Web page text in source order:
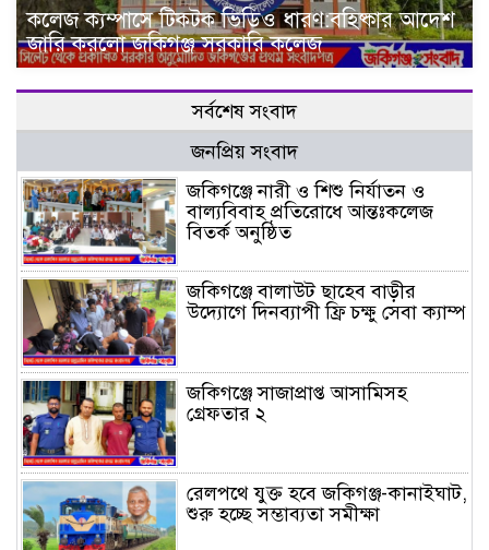
কলেজ ক্যম্পাসে টিকটক ভিডিও ধারণ:বহিষ্কার আদেশ
জারি করলো জকিগঞ্জ সরকারি কলেজ
সর্বশেষ সংবাদ
জনপ্রিয় সংবাদ
জকিগঞ্জে নারী ও শিশু নির্যাতন ও
বাল্যবিবাহ প্রতিরোধে আন্তঃকলেজ
বিতর্ক অনুষ্ঠিত
জকিগঞ্জে বালাউট ছাহেব বাড়ীর
উদ্যোগে দিনব্যাপী ফ্রি চক্ষু সেবা ক্যাম্প
জকিগঞ্জে সাজাপ্রাপ্ত আসামিসহ
গ্রেফতার ২
রেলপথে যুক্ত হবে জকিগঞ্জ-কানাইঘাট,
শুরু হচ্ছে সম্ভাব্যতা সমীক্ষা